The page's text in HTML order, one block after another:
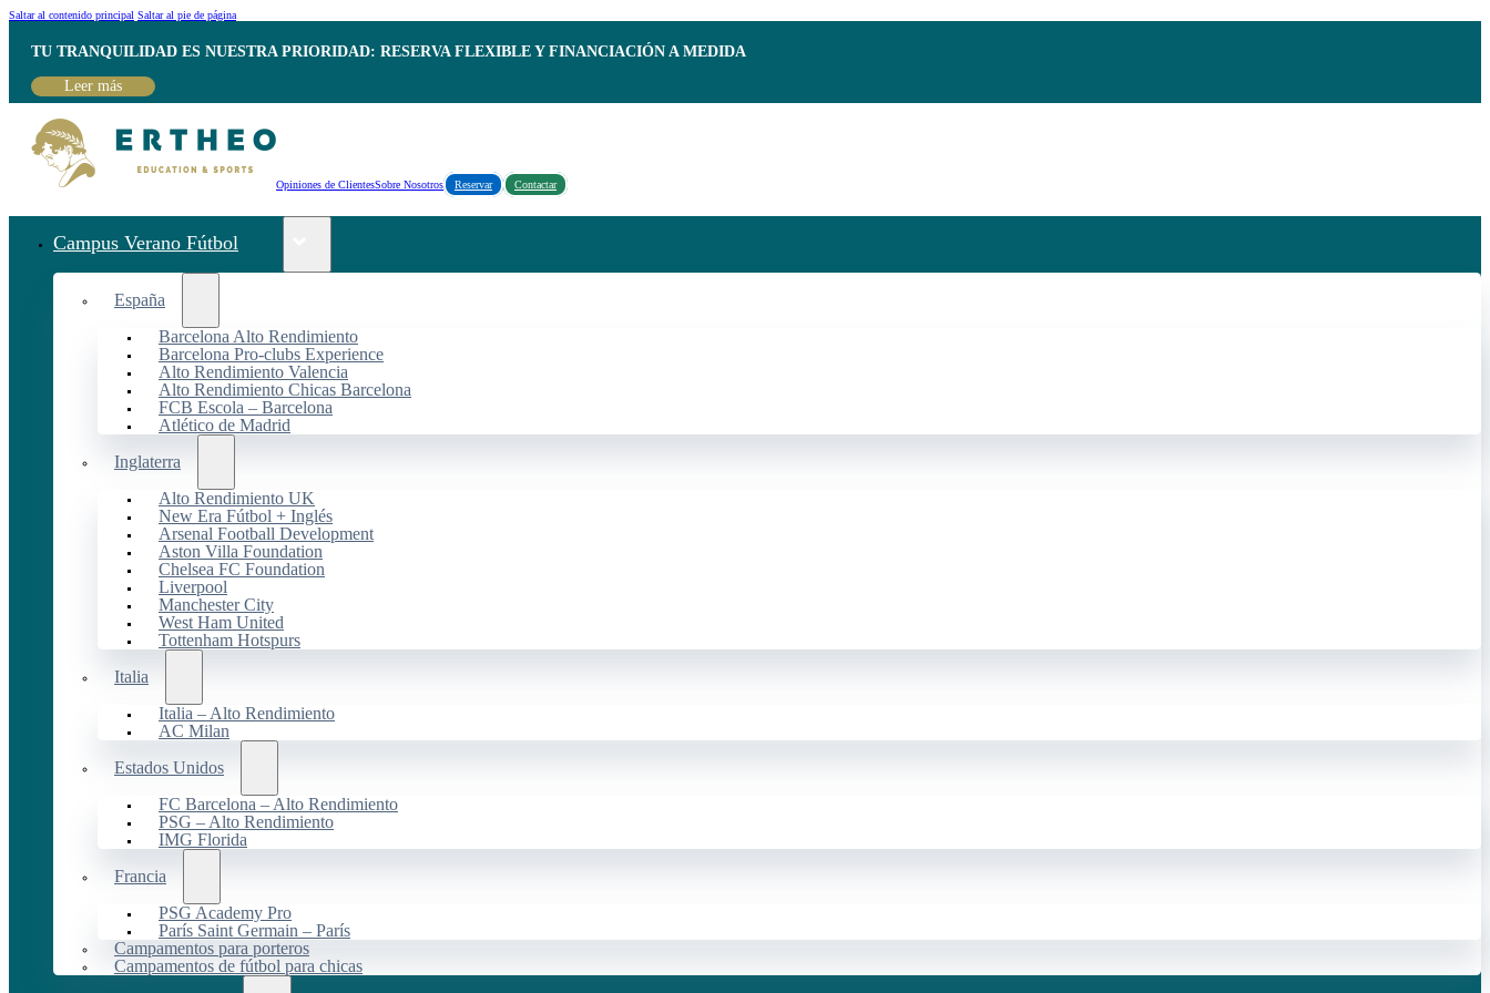
Saltar al contenido principal Saltar al pie de página
TU TRANQUILIDAD ES NUESTRA PRIORIDAD: RESERVA FLEXIBLE Y FINANCIACIÓN A MEDIDA
Leer más
Opiniones de ClientesSobre Nosotros Reservar Contactar
Campus Verano Fútbol
España
Barcelona Alto Rendimiento
Barcelona Pro-clubs Experience
Alto Rendimiento Valencia
Alto Rendimiento Chicas Barcelona
FCB Escola – Barcelona
Atlético de Madrid
Inglaterra
Alto Rendimiento UK
New Era Fútbol + Inglés
Arsenal Football Development
Aston Villa Foundation
Chelsea FC Foundation
Liverpool
Manchester City
West Ham United
Tottenham Hotspurs
Italia
Italia – Alto Rendimiento
AC Milan
Estados Unidos
FC Barcelona – Alto Rendimiento
PSG – Alto Rendimiento
IMG Florida
Francia
PSG Academy Pro
París Saint Germain – París
Campamentos para porteros
Campamentos de fútbol para chicas